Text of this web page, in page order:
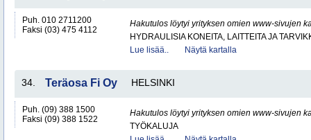
Puh. 010 2711200
Faksi (03) 475 4112
Hakutulos löytyi yrityksen omien www-sivujen
HYDRAULISIA KONEITA, LAITTEITA JA
Lue lisää..
Näytä kartalla
34. Teräosa Fi Oy HELSINKI
Puh. (09) 388 1500
Faksi (09) 388 1522
Hakutulos löytyi yrityksen omien www-sivujen
TYÖKALUJA